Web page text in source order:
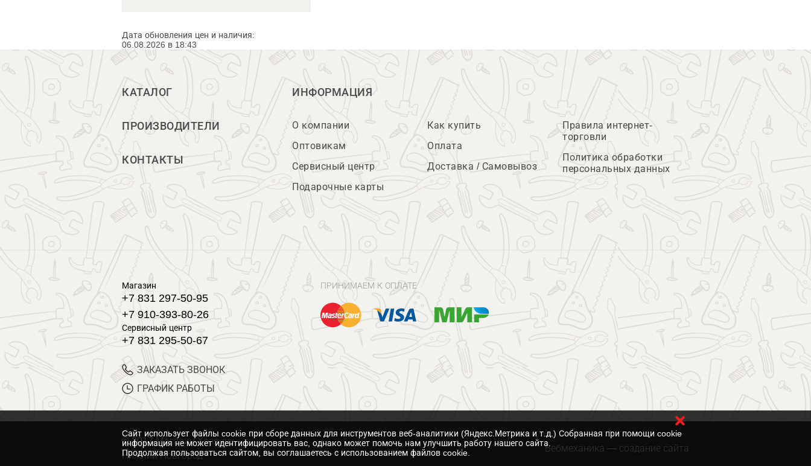
Дата обновления цен и наличия:
06.08.2026 в 18:43
КАТАЛОГ
ПРОИЗВОДИТЕЛИ
КОНТАКТЫ
ИНФОРМАЦИЯ
О компании
Оптовикам
Сервисный центр
Подарочные карты
Как купить
Оплата
Доставка / Самовывоз
Правила интернет-
торговли
Политика обработки
персональных данных
Магазин
+7 831 297-50-95
+7 910-393-80-26
Сервисный центр
+7 831 295-50-67
ЗАКАЗАТЬ ЗВОНОК
ГРАФИК РАБОТЫ
ПРИНИМАЕМ К ОПЛАТЕ
© 2017 Магазин Хозяин
Нижний Новгород
Вебмеханика — создание сайта
Cайт использует файлы cookie при сборе данных для инструментов веб-аналитики (Яндекс.Метрика и т.д.) Собранная при помощи cookie
информация не может идентифицировать вас, однако может помочь нам улучшить работу нашего сайта.
Продолжая пользоваться сайтом, вы соглашаетесь с использованием файлов cookie.